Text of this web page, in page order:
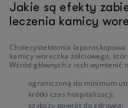
Jakie są efekty
leczenia kamicy
Cholecystektomia
kamicy woreczka żółciowego,
Wśród głównych z nich wymienić
ograniczoną do minimum
krótki czas hospitalizacji;
szybszy powrót do zdrowia;